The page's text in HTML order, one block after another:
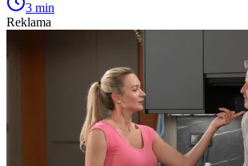
3 min
Reklama